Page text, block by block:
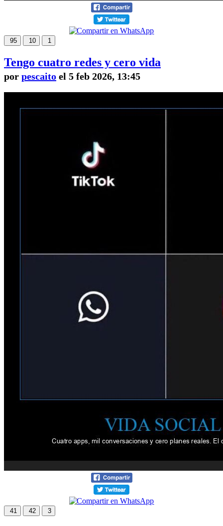
95 10 1
Tengo cuatro redes y cero vida
por pescaito el 5 feb 2026, 13:45
41 42 3